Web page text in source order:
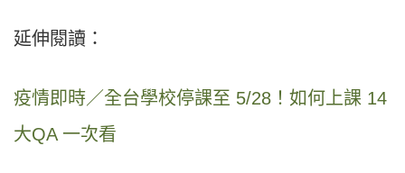
延伸閱讀：
疫情即時／全台學校停課至 5/28！如何上課 14
大QA 一次看